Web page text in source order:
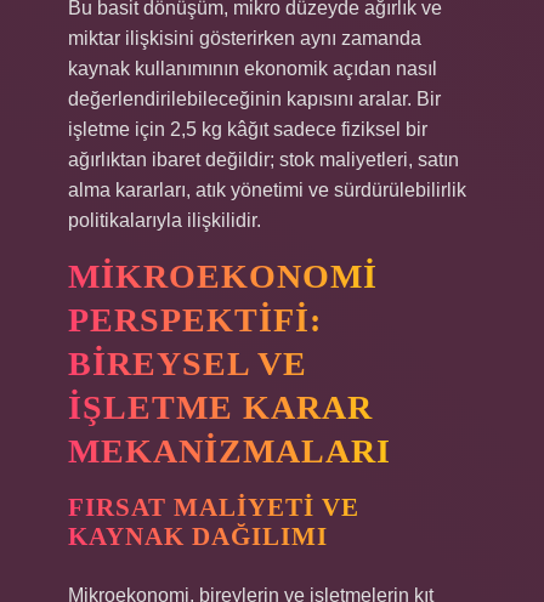
Bu basit dönüşüm, mikro düzeyde ağırlık ve
miktar ilişkisini gösterirken aynı zamanda
kaynak kullanımının ekonomik açıdan nasıl
değerlendirilebileceğinin kapısını aralar. Bir
işletme için 2,5 kg kâğıt sadece fiziksel bir
ağırlıktan ibaret değildir; stok maliyetleri, satın
alma kararları, atık yönetimi ve sürdürülebilirlik
politikalarıyla ilişkilidir.
MIKROEKONOMI
PERSPEKTIFI:
BIREYSEL VE
İŞLETME KARAR
MEKANIZMALARI
FIRSAT MALIYETI VE
KAYNAK DAĞILIMI
Mikroekonomi, bireylerin ve işletmelerin kıt